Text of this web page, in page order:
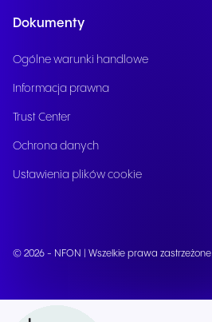
Dokumenty
Ogólne warunki handlowe
Informacja prawna
Trust Center
Ochrona danych
Ustawienia plików cookie
© 2026 - NFON | Wszelkie prawa zastrzeżone.